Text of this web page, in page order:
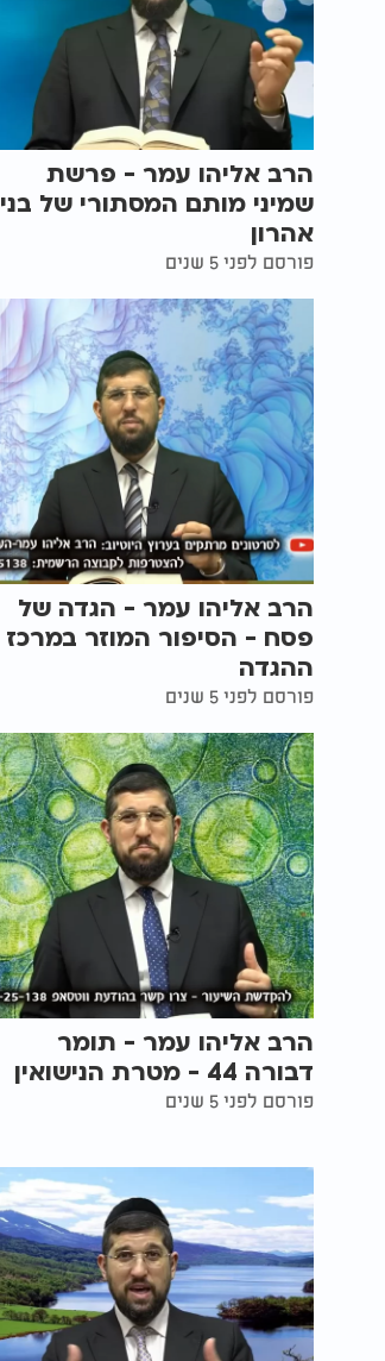
הרב אליהו עמר - פרשת
שמיני מותם המסתורי של בני
אהרון
פורסם לפני 5 שנים
הרב אליהו עמר - הגדה של
פסח - הסיפור המוזר במרכז
ההגדה
פורסם לפני 5 שנים
הרב אליהו עמר - תומר
דבורה 44 - מטרת הנישואין
פורסם לפני 5 שנים